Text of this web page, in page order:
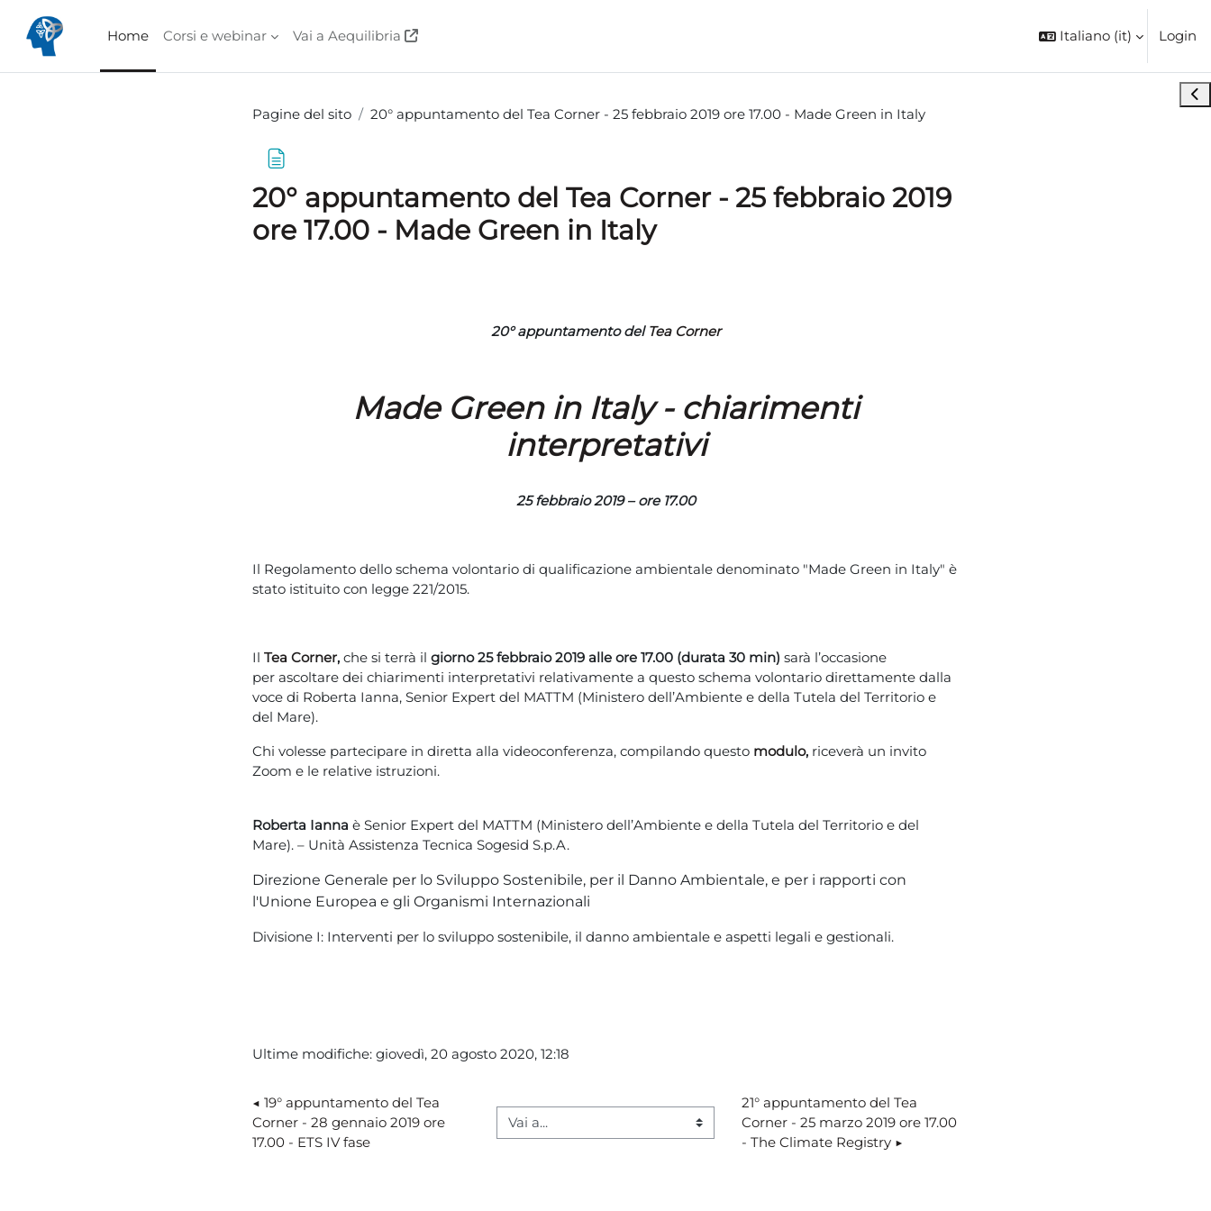
Home
Corsi e webinar Vai a Aequilibria Italiano ‎(it)‎ Login
Pagine del sito
20° appuntamento del Tea Corner - 25 febbraio 2019 ore 17.00 - Made Green in Italy
20° appuntamento del Tea Corner - 25 febbraio 2019
ore 17.00 - Made Green in Italy
20° appuntamento del Tea Corner
Made Green in Italy - chiarimenti
interpretativi
25 febbraio 2019 – ore 17.00
Il Regolamento dello schema volontario di qualificazione ambientale denominato "Made Green in Italy" è
stato istituito con legge 221/2015.
Il Tea Corner, che si terrà il giorno 25 febbraio 2019 alle ore 17.00 (durata 30 min) sarà l’occasione
per ascoltare dei chiarimenti interpretativi relativamente a questo schema volontario direttamente dalla
voce di Roberta Ianna, Senior Expert del MATTM (Ministero dell’Ambiente e della Tutela del Territorio e
del Mare).
Chi volesse partecipare in diretta alla videoconferenza, compilando questo modulo, riceverà un invito
Zoom e le relative istruzioni.
Roberta Ianna è Senior Expert del MATTM (Ministero dell’Ambiente e della Tutela del Territorio e del
Mare). – Unità Assistenza Tecnica Sogesid S.p.A.
Direzione Generale per lo Sviluppo Sostenibile, per il Danno Ambientale, e per i rapporti con
l'Unione Europea e gli Organismi Internazionali
Divisione I: Interventi per lo sviluppo sostenibile, il danno ambientale e aspetti legali e gestionali.
Ultime modifiche: giovedì, 20 agosto 2020, 12:18
◀︎ 19° appuntamento del Tea
Corner - 28 gennaio 2019 ore
17.00 - ETS IV fase
Vai a...
21° appuntamento del Tea
Corner - 25 marzo 2019 ore 17.00
- The Climate Registry ▶︎